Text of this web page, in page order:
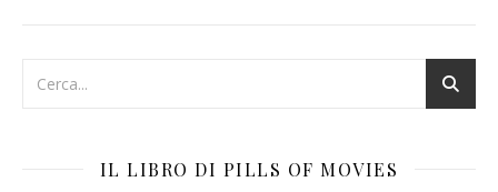
IL LIBRO DI PILLS OF MOVIES